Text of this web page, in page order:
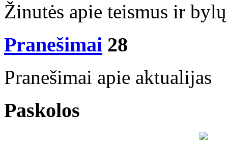
Žinutės apie teismus ir
Pranešimai 28
Pranešimai apie aktualijas
Paskolos